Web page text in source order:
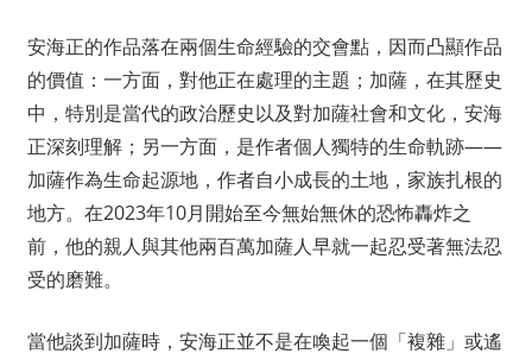
安海正的作品落在兩個生命經驗的交會點，因而凸顯作品
的價值：一方面，對他正在處理的主題；加薩，在其歷史
中，特別是當代的政治歷史以及對加薩社會和文化，安海
正深刻理解；另一方面，是作者個人獨特的生命軌跡——
加薩作為生命起源地，作者自小成長的土地，家族扎根的
地方。在2023年10月開始至今無始無休的恐怖轟炸之
前，他的親人與其他兩百萬加薩人早就一起忍受著無法忍
受的磨難。
當他談到加薩時，安海正並不是在喚起一個「複雜」或遙